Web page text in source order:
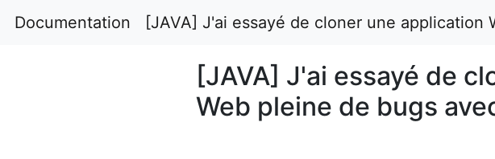
Documentation [JAVA] J'ai essayé de cloner une application
[JAVA] J'ai essayé de
Web pleine de bugs